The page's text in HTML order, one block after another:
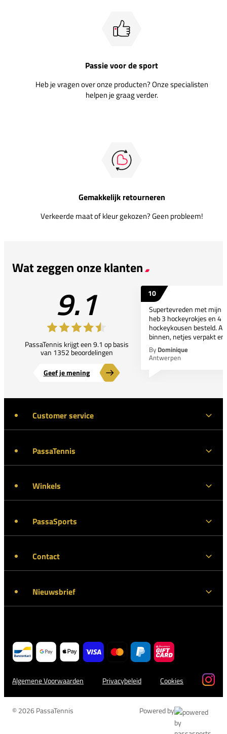
Passie voor de sport
Heb je vragen over onze producten? Onze specialisten
helpen je graag verder.
Gemakkelijk retourneren
Verkeerde maat of kleur gekozen? Geen probleem!
Wat zeggen onze klanten
9.1
PassaTennis krijgt een 9.1 op basis
van 1352 beoordelingen
Geef je mening
10
Supertevreden met mijn
heb 3 hockeyrokjes en 4
hockeykousen besteld.
binnen, netjes verpakt
By Dominique
Antwerpen
Customer service
PassaTennis
Winkels
PassaSports
Contact
Nieuwsbrief
Algemene Voorwaarden Privacybeleid Cookies
© 2026 PassaTennis Powered by